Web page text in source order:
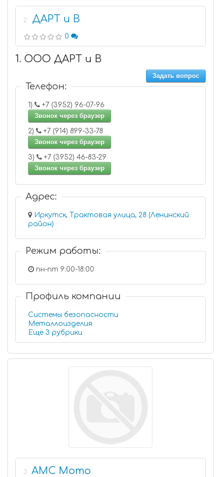
2 ДАРТ и В
0
1. ООО ДАРТ и В
Задать вопрос
Телефон:
1)
+7 (3952) 96-07-96
Звонок через браузер
2)
+7 (914) 899-33-78
Звонок через браузер
3)
+7 (3952) 46-83-29
Звонок через браузер
Адрес:
Иркутск, Трактовая улица, 28 (Ленинский
район)
Режим работы:
пн-пт 9:00-18:00
Профиль компании
Системы безопасности
Металлоизделия
Еще 3 рубрики
3 АМС Мото